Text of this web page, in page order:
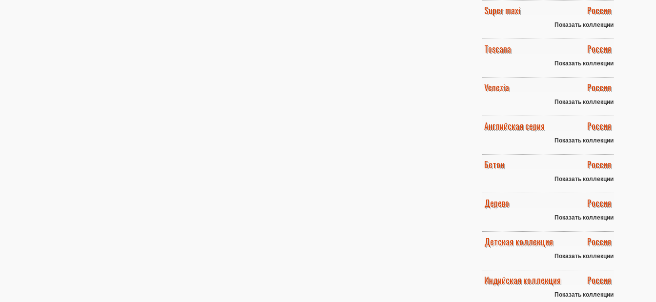
Super maxi Россия
Показать коллекции
Toscana Россия
Показать коллекции
Venezia Россия
Показать коллекции
Английская серия Россия
Показать коллекции
Бетон Россия
Показать коллекции
Дерево Россия
Показать коллекции
Детская коллекция Россия
Показать коллекции
Индийская коллекция Россия
Показать коллекции